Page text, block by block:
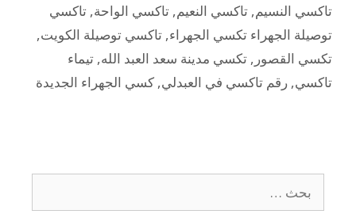
تاكسي النسيم, تاكسي النعيم, تاكسي الواحة, تاكسي
توصيلة الجهراء تكسي الجهراء, تاكسي توصيلة الكويت,
تكسي القصور , تكسي مدينة سعد العبد الله, تيماء
تاكسي, رقم تاكسي في العبدلي, كسي الجهراء الجديدة